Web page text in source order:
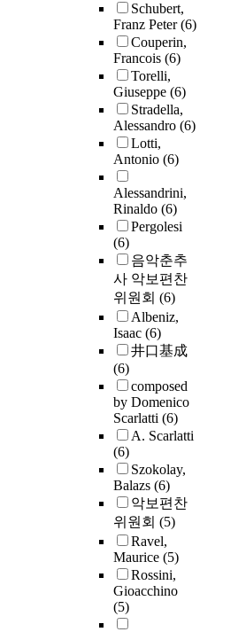
Schubert,
Franz Peter(6)
Couperin,
Francois (6)
Torelli,
Giuseppe (6)
Stradella,
Alessandro (6)
Lotti,
Antonio (6)
Alessandrini,
Rinaldo (6)
Pergolesi
(6)
음악춘추
사 악보편찬
위원회 (6)
Albeniz,
Isaac (6)
井口基成
(6)
composed
by Domenico
Scarlatti (6)
A. Scarlatti
(6)
Szokolay,
Balazs (6)
악보편찬
위원회 (5)
Ravel,
Maurice (5)
Rossini,
Gioacchino
(5)